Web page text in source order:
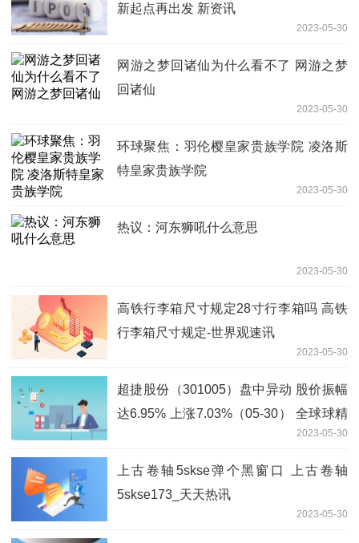
新起点再出发 新资讯
2023-05-30
网游之梦回诸仙为什么看不了 网游之梦
回诸仙
2023-05-30
环球聚焦：羽伦樱皇家贵族学院 凌洛斯
特皇家贵族学院
2023-05-30
热议：河东狮吼什么意思
2023-05-30
高铁行李箱尺寸规定28寸行李箱吗 高铁
行李箱尺寸规定-世界观速讯
2023-05-30
超捷股份（301005）盘中异动 股价振幅
达6.95% 上涨7.03%（05-30） 全球球精
2023-05-30
上古卷轴5skse弹个黑窗口 上古卷轴
5skse173_天天热讯
2023-05-30